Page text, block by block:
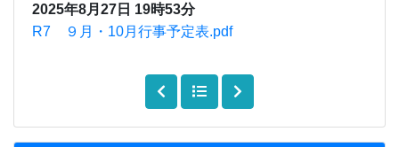
2025年8月27日 19時53分
R7 ９月・10月行事予定表.pdf